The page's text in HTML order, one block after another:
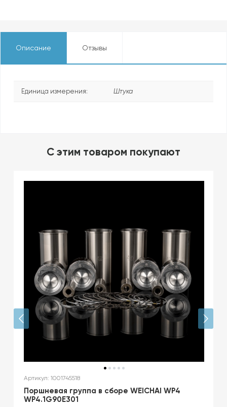
Описание Отзывы
Единица измерения: Штука
C этим товаром покупают
Артикул: 1001745518
Поршневая группа в сборе WEICHAI WP4
WP4.1G90E301